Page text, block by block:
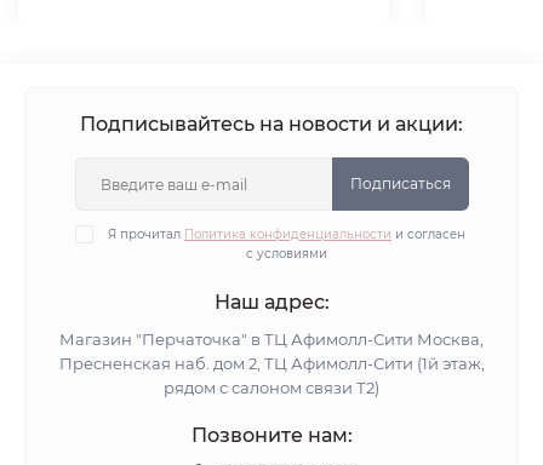
Подписывайтесь на новости и акции:
Подписаться
Я прочитал Политика конфиденциальности и согласен
с условиями
Наш адрес:
Магазин "Перчаточка" в ТЦ Афимолл-Сити Москва,
Пресненская наб. дом 2, ТЦ Афимолл-Сити (1й этаж,
рядом с салоном связи Т2)
Позвоните нам: